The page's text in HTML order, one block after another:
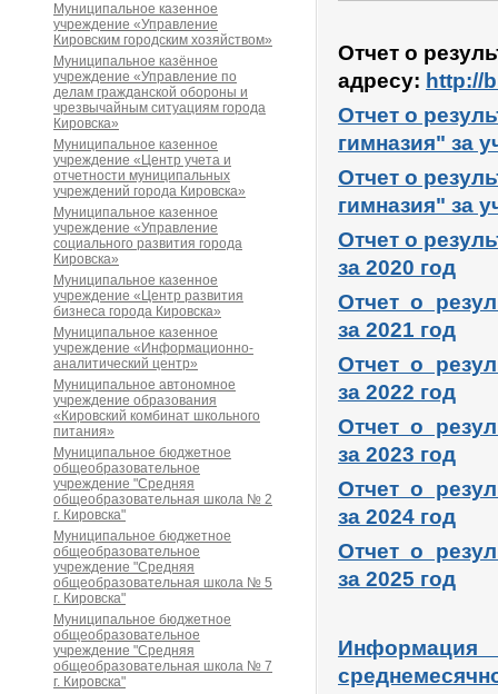
Отчет о
адресу: http://
Отчет о
гимназия" за
Отчет о
гимназия" за
Отчет о
за 2020 год
Отчет о
за 2021 год
Отчет о
за 2022 год
Отчет о
за 2023 год
Отчет о
за 2024 год
Отчет о
за 2025 год
Муниципальное казенное
учреждение «Управление
Кировским городским хозяйством»
Муниципальное казённое
учреждение «Управление по
делам гражданской обороны и
чрезвычайным ситуациям города
Кировска»
Муниципальное казенное
учреждение «Центр учета и
отчетности муниципальных
учреждений города Кировска»
Муниципальное казенное
учреждение «Управление
социального развития города
Кировска»
Муниципальное казенное
учреждение «Центр развития
бизнеса города Кировска»
Муниципальное казенное
учреждение «Информационно-
аналитический центр»
Муниципальное автономное
учреждение образования
«Кировский комбинат школьного
питания»
Муниципальное бюджетное
общеобразовательное
учреждение "Средняя
общеобразовательная школа № 2
г. Кировска"
Муниципальное бюджетное
общеобразовательное
учреждение "Средняя
общеобразовательная школа № 5
г. Кировска"
Муниципальное бюджетное
общеобразовательное
учреждение "Средняя
общеобразовательная школа № 7
г. Кировска"